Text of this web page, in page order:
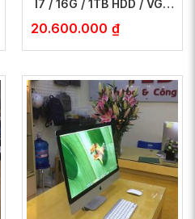
I7 / 16G / 1TB HDD / VGA
GT 750M 1G – NEW 99%
20.600.000 ₫